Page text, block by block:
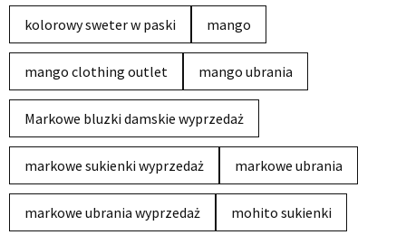
kolorowy sweter w paski mango
mango clothing outlet mango ubrania
Markowe bluzki damskie wyprzedaż
markowe sukienki wyprzedaż markowe ubrania
markowe ubrania wyprzedaż mohito sukienki